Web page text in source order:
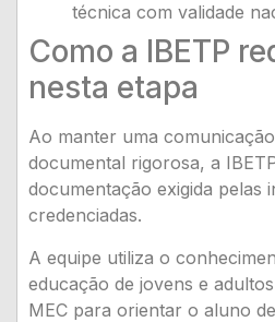
técnica com validade
Como a IBETP
nesta etapa
Ao manter uma
documental rigorosa, a
documentação exigida pelas
credenciadas.
A equipe utiliza o
educação de jovens e
MEC para orientar o aluno